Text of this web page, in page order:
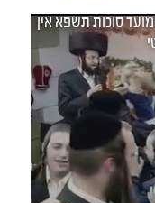
סוכות תשפא אין